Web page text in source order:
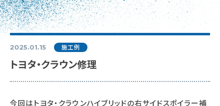
2025.01.15 施工例
トヨタ・クラウン修理
今回はトヨタ・クラウンハイブリッドの右サイドスポイラー補